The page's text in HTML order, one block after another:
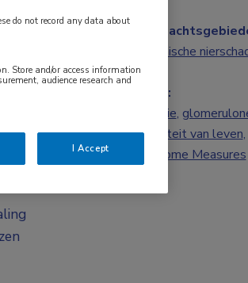
Chronische
Tags:
anemie,
kwaliteit van leven,
Outcome Measures
do not record any data about
Store and/or access information
audience research and
I Accept